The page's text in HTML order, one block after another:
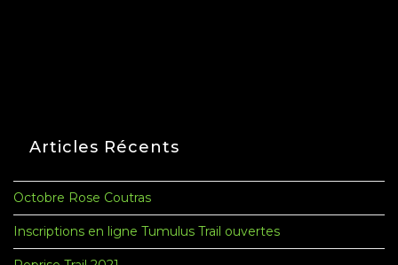
Articles Récents
Octobre Rose Coutras
Inscriptions en ligne Tumulus Trail ouvertes